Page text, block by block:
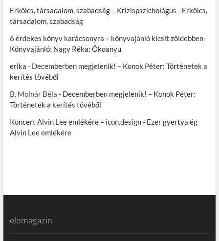
Erkölcs, társadalom, szabadság – Krízispszichológus - Erkölcs,
társadalom, szabadság
6 érdekes könyv karácsonyra – könyvajánló kicsit zöldebben-
Könyvajánló: Nagy Réka: Ökoanyu
erika - Decemberben megjelenik! – Konok Péter: Történetek a
kerítés tövéből
B. Molnár Béla - Decemberben megjelenik! – Konok Péter:
Történetek a kerítés tövéből
Koncert Alvin Lee emlékére – icon.design- Ezer gyertya ég
Alvin Lee emlékére
elomagazin